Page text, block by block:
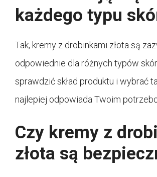
każdego typu
Tak, kremy z drobinkami złota są
odpowiednie dla różnych typów
sprawdzić skład produktu i wybrać
najlepiej odpowiada Twoim
Czy kremy z
złota są